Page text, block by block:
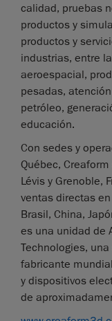
calidad, pruebas
productos y
productos y
industrias, entre
aeroespacial,
pesadas,
petróleo,
educación.
Con sedes y
Québec,
Lévis y Grenoble,
ventas directas
Brasil, China,
es una unidad de
Technologies, una
fabricante
y dispositivos
de